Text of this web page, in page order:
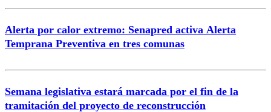
Alerta por calor extremo: Senapred activa Alerta
Temprana Preventiva en tres comunas
Semana legislativa estará marcada por el fin de la
tramitación del proyecto de reconstrucción